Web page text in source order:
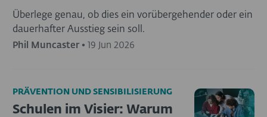
Überlege genau, ob dies ein vorübergehender oder ein
dauerhafter Ausstieg sein soll.
Phil Muncaster • 19 Jun 2026
PRÄVENTION UND SENSIBILISIERUNG
Schulen im Visier: Warum